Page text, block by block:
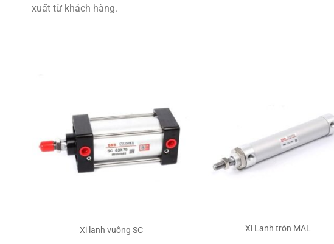
xuất từ khách hàng.
Xi lanh vuông SC Xi Lanh tròn MAL